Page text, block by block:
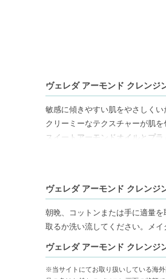
ヴェレダ アーモンド クレンジ
敏感に傾きやすい肌をやさしく
クリーミーなテクスチャーが肌
スイートアーモンドオイルとプ
っぱり感の少ない快適な使用感
合成香料・合成着色料・鉱物油
【商品の特徴】
植物由来オイル配合-スイートア
ヴェレダ アーモンド クレンジ
朝晩、コットンまたは手に適量
取るか洗い流してください。メ
ヴェレダ アーモンド クレンジ
※当サイトにてお取り扱いしている海